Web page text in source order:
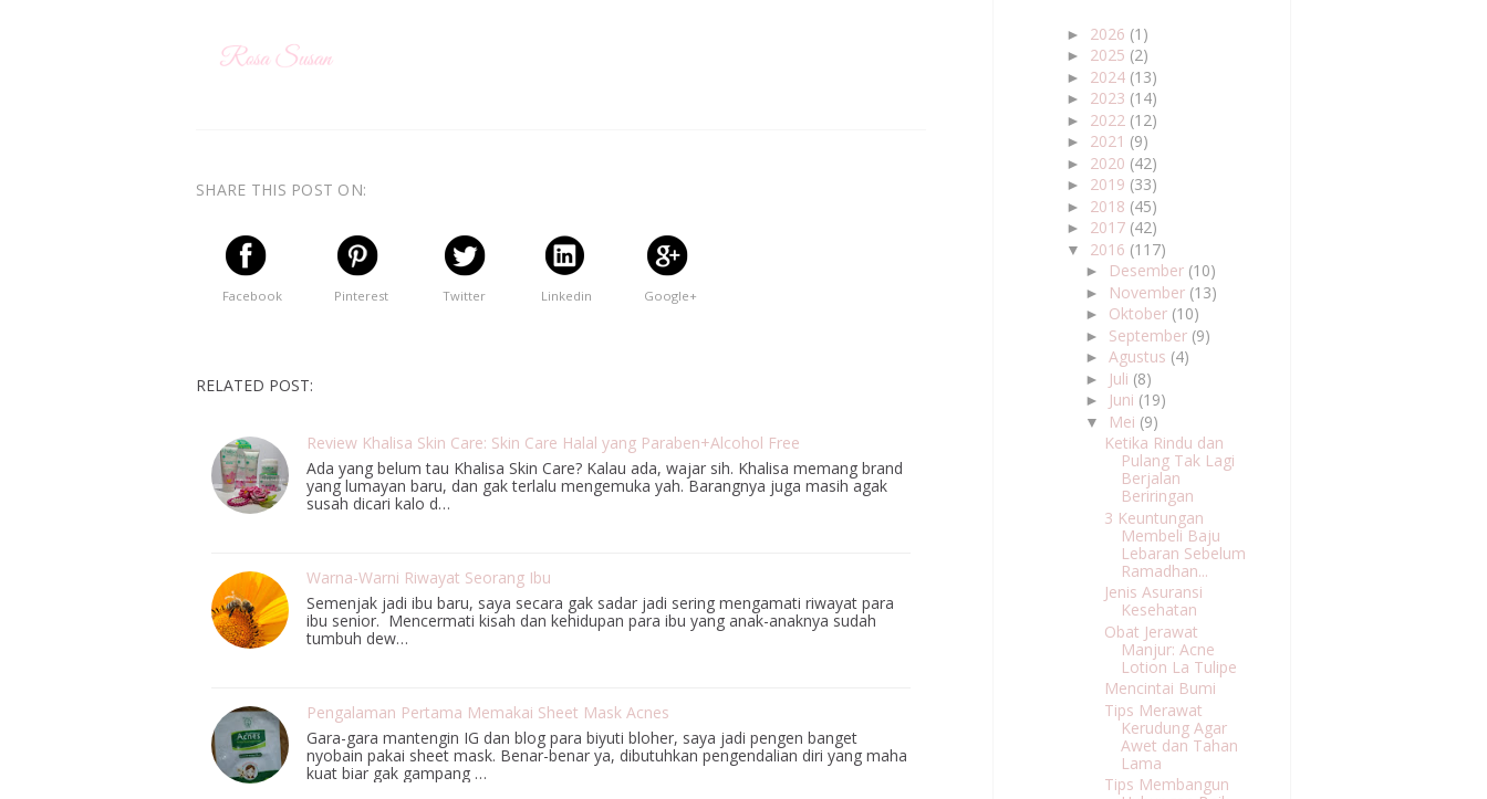
SHARE THIS POST ON:
Facebook Pinterest Twitter Linkedin Google+
RELATED POST:
Review Khalisa Skin Care: Skin Care Halal yang Paraben+Alcohol Free
Ada yang belum tau Khalisa Skin Care? Kalau ada, wajar sih. Khalisa memang brand
yang lumayan baru, dan gak terlalu mengemuka yah. Barangnya juga masih agak
susah dicari kalo d…
Warna-Warni Riwayat Seorang Ibu
Semenjak jadi ibu baru, saya secara gak sadar jadi sering mengamati riwayat para
ibu senior. Mencermati kisah dan kehidupan para ibu yang anak-anaknya sudah
tumbuh dew…
Pengalaman Pertama Memakai Sheet Mask Acnes
Gara-gara mantengin IG dan blog para biyuti bloher, saya jadi pengen banget
nyobain pakai sheet mask. Benar-benar ya, dibutuhkan pengendalian diri yang maha
kuat biar gak gampang …
► 2026 (1)
► 2025 (2)
► 2024 (13)
► 2023 (14)
► 2022 (12)
► 2021 (9)
► 2020 (42)
► 2019 (33)
► 2018 (45)
► 2017 (42)
▼ 2016 (117)
► Desember (10)
► November (13)
► Oktober (10)
► September (9)
► Agustus (4)
► Juli (8)
► Juni (19)
▼ Mei (9)
Ketika Rindu dan
Pulang Tak Lagi
Berjalan
Beriringan
3 Keuntungan
Membeli Baju
Lebaran Sebelum
Ramadhan...
Jenis Asuransi
Kesehatan
Obat Jerawat
Manjur: Acne
Lotion La Tulipe
Mencintai Bumi
Tips Merawat
Kerudung Agar
Awet dan Tahan
Lama
Tips Membangun